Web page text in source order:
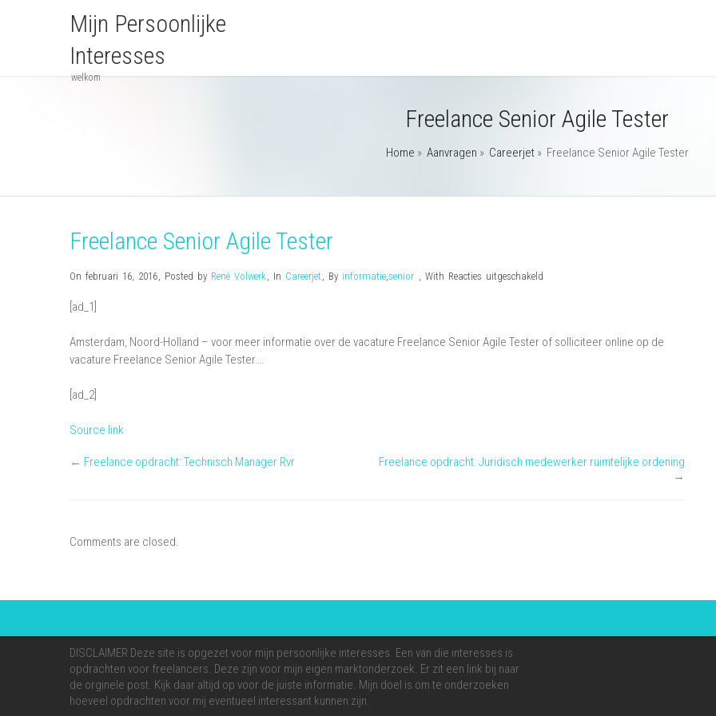
Mijn Persoonlijke
Interesses
welkom
Freelance Senior Agile Tester
Home » Aanvragen » Careerjet» Freelance Senior Agile Tester
Freelance Senior Agile Tester
On februari 16, 2016, Posted by René Volwerk, In Careerjet , By informatie,senior , With Reacties uitgeschakeld
Agile
[ad_1]
Amsterdam, Noord-Holland – voor meer informatie over de vacature Freelance Senior Agile Tester of solliciteer online op de
vacature Freelance Senior Agile Tester….
[ad_2]
Source link
← Freelance opdracht: Technisch Manager Rvr
Freelance opdracht: Juridisch medewerker ruimtelijke ordening
→
Comments are closed.
DISCLAIMER Deze site is opgezet voor mijn persoonlijke interesses. Een van die interesses is
opdrachten voor freelancers. Deze zijn voor mijn eigen marktonderzoek. Er zit een link bij naar
de orginele post. Kijk daar altijd op voor de juiste informatie. Mijn doel is om te onderzoeken
hoeveel opdrachten voor mij eventueel interessant kunnen zijn.